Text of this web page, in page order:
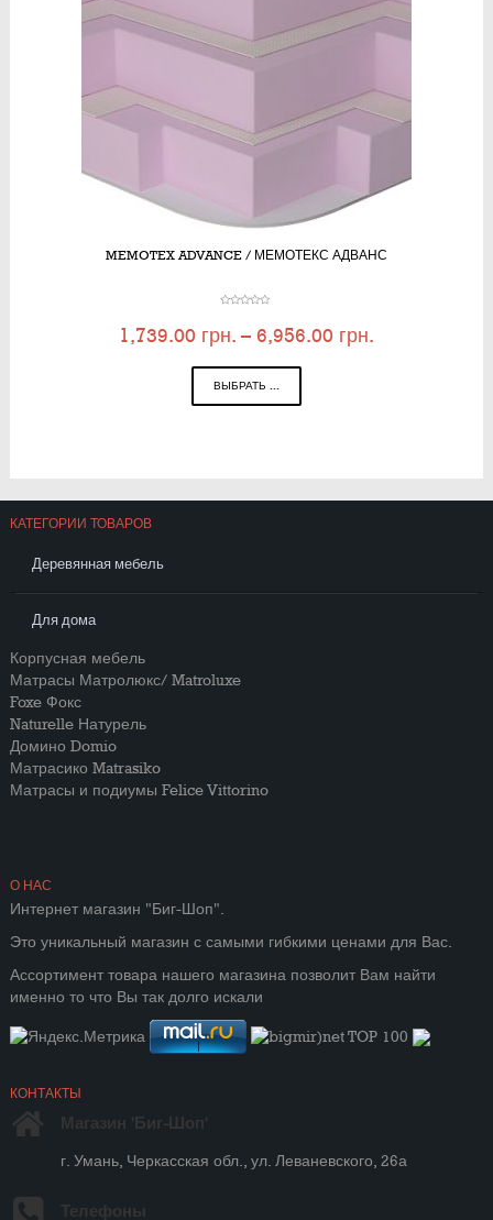
MEMOTEX ADVANCE / МЕМОТЕКС АДВАНС
1,739.00 грн. – 6,956.00 грн.
ВЫБРАТЬ ...
КАТЕГОРИИ ТОВАРОВ
Деревянная мебель
Для дома
Корпусная мебель
Матрасы Матролюкс/ Matroluxe
Foxe Фокс
Naturelle Натурель
Домино Domio
Матрасико Matrasiko
Матрасы и подиумы Felice Vittorino
О НАС
Интернет магазин "Биг-Шоп".
Это уникальный магазин с самыми гибкими ценами для Вас.
Ассортимент товара нашего магазина позволит Вам найти
именно то что Вы так долго искали
КОНТАКТЫ
Магазин 'Биг-Шоп'
г. Умань, Черкасская обл., ул. Леваневского, 26а
Телефоны